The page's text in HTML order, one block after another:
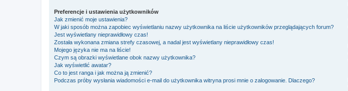
Preferencje i ustawienia użytkowników
Jak zmienić moje ustawienia?
W jaki sposób można zapobiec wyświetlaniu nazwy użytkownika na liście użytkowników przeglądających forum?
Jest wyświetlany nieprawidłowy czas!
Została wykonana zmiana strefy czasowej, a nadal jest wyświetlany nieprawidłowy czas!
Mojego języka nie ma na liście!
Czym są obrazki wyświetlane obok nazwy użytkownika?
Jak wyświetlić awatar?
Co to jest ranga i jak można ją zmienić?
Podczas próby wysłania wiadomości e-mail do użytkownika witryna prosi mnie o zalogowanie. Dlaczego?